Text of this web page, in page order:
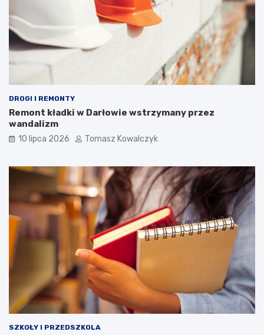
DROGI I REMONTY
Remont kładki w Darłowie wstrzymany przez
wandalizm
10 lipca 2026 Tomasz Kowalczyk
SZKOŁY I PRZEDSZKOLA